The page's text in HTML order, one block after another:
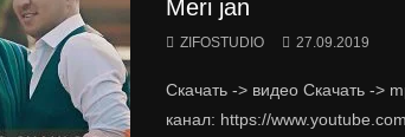
Meri jan
ZIFOSTUDIO 27.09.2019
Скачать -> видео Скачать ->
канал: https://